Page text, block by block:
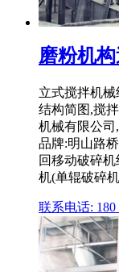
磨粉机
立式搅拌机
结构简图,搅
机械有限公司
品牌:明山路
回移动破碎
机(单辊破碎
联系电话: 180